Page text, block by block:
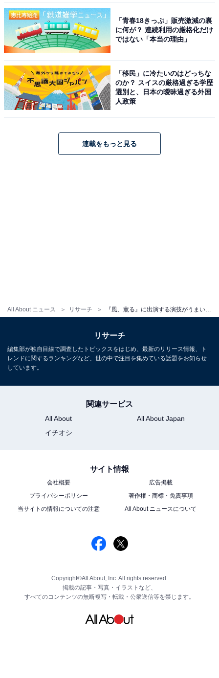
All About ニュース リサーチ
「青春18きっぷ」販売激減の裏
に何が？ 連続利用の厳格化だけ
ではない「本当の理由」
「移民」に冷たいのはどっちな
のか？ スイスの厳格過ぎる学歴
選別と、日本の曖昧過ぎる外国
人政策
連載をもっと見る
リサーチ
編集部が独自目線で調査したトピックスをはじめ、最新のリリース情報、ト
レンドに関するランキングなど、世の中で注目を集めている話題をお知らせ
しています。
関連サービス
All About
All About Japan
イチオシ
サイト情報
会社概要
広告掲載
プライバシーポリシー
著作権・商標・免責事項
当サイトの情報についての注意
All About ニュースについて
Copyright©All About, Inc. All rights reserved.
掲載の記事・写真・イラストなど、
すべてのコンテンツの無断複写・転載・公衆送信等を禁じます。